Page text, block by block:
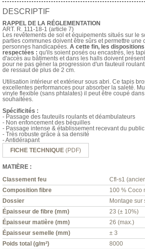
DESCRIPTIF
RAPPEL DE LA RÉGLEMENTATION
ART. R. 111-18-1 (article 7)
Les revêtements de sol et équipements situés sur le
parties communes doivent être sûrs et permettre une
personnes handicapées. A cette fin, les
respectées : qu'ils soient posés ou encastrés, les
d'accès au bâtiments et dans les halls doivent
pour ne pas gêner la progression d'un fauteuil
de ressaut de plus de 2 cm.
Utilisation intérieur et extérieur sous abri. Ce tapis
excellentes performances pour absorber la saleté.
vinyle flexible (sans phtalates) il peut être coupé
souhaitées.
Spécificités :
- Passage des fauteuils roulants et déambulateurs
- Non enfoncement des béquilles
- Passage intense & établissement recevant du public
- Très robuste grâce à sa densité
- Antidérapant
FICHE TECHNIQUE (PDF)
MATIÈRE :
Classement feu
Cfl-s1
Composition fibre
100 % Coco
Dossier
Montage sur
Épaisseur de fibre (mm)
23 (± 10%)
Épaisseur matière (mm)
26 (max.)
Épaisseur semelle (mm)
± 3
Poids total (g/m²)
8000